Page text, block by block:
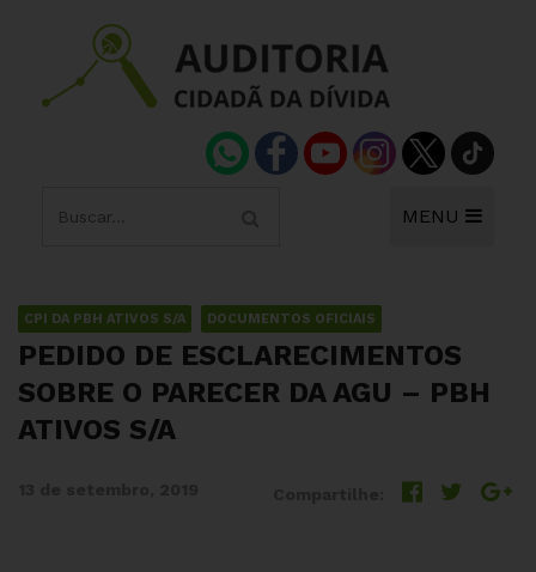
MENU
CPI DA PBH ATIVOS S/A DOCUMENTOS OFICIAIS
PEDIDO DE ESCLARECIMENTOS
SOBRE O PARECER DA AGU – PBH
ATIVOS S/A